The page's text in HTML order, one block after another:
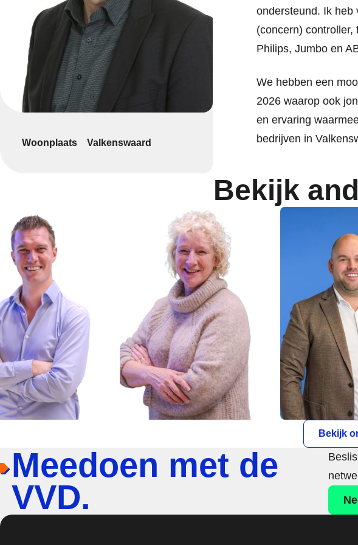
Woonplaats Valkenswaard
ondersteund. Ik heb
(concern)
Philips, Jumbo en
We hebben een
2026 waarop ook
en ervaring
bedrijven in
Bekijk
Bekijk
Meedoen met de
VVD.